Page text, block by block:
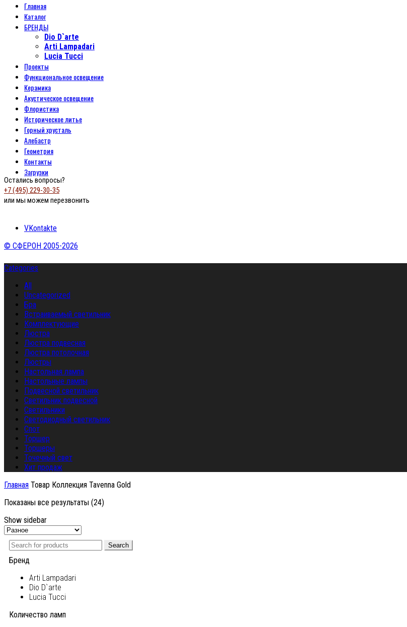
Главная
Каталог
БРЕНДЫ
Dio D`arte
Arti Lampadari
Lucia Tucci
Проекты
Функциональное освещение
Керамика
Акустическое освещение
Флористика
Историческое литье
Горный хрусталь
Алебастр
Геометрия
Контакты
Загрузки
Остались вопросы?
+7 (495) 229-30-35
или мы можем перезвонить
VKontakte
© СФЕРОН 2005-2026
Categories
All
Uncategorized
Бра
Встраиваемый светильник
Комплектующие
Люстра
Люстра подвесная
Люстра потолочная
Люстры
Настольная лампа
Настольные лампы
Подвесной светильник
Светильник подвесной
Светильники
Светодиодный светильник
Спот
Торшер
Торшеры
Точечный свет
Хит продаж
Главная Товар Коллекция Tavenna Gold
Показаны все результаты (24)
Show sidebar
Search
Бренд
Arti Lampadari
Dio D`arte
Lucia Tucci
Количество ламп